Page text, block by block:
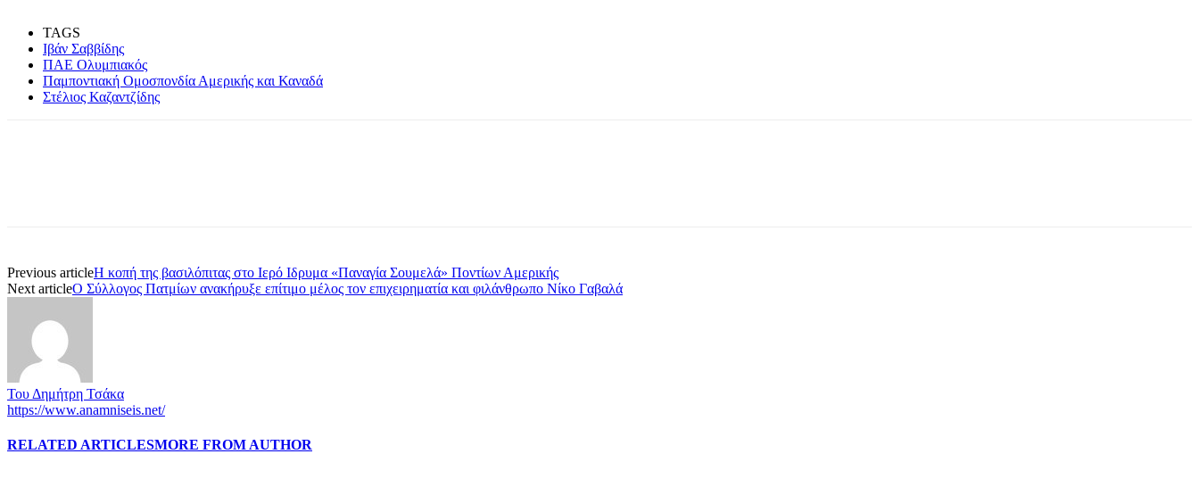
TAGS
Ιβάν Σαββίδης
ΠΑΕ Ολυμπιακός
Παμποντιακή Ομοσπονδία Αμερικής και Καναδά
Στέλιος Καζαντζίδης
Previous articleΗ κοπή της βασιλόπιτας στο Ιερό Ιδρυμα «Παναγία Σουμελά» Ποντίων Αμερικής
Next articleΟ Σύλλογος Πατμίων ανακήρυξε επίτιμο μέλος τον επιχειρηματία και φιλάνθρωπο Νίκο Γαβαλά
Του Δημήτρη Τσάκα
https://www.anamniseis.net/
RELATED ARTICLESMORE FROM AUTHOR